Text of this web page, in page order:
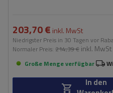
203,70 € inkl. MwSt
Niedrigster Preis in 30 Tagen vor
Normaler Preis: 214,39 € inkl. MwSt
Große Menge verfügbar
In den